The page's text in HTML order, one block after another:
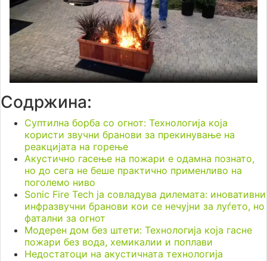
Содржина:
Суптилна борба со огнот: Технологија која
користи звучни бранови за прекинување на
реакцијата на горење
Акустично гасење на пожари е одамна познато,
но до сега не беше практично применливо на
поголемо ниво
Sonic Fire Tech ја совладува дилемата: иновативни
инфразвучни бранови кои се нечујни за луѓето, но
фатални за огнот
Модерен дом без штети: Технологија која гасне
пожари без вода, хемикалии и поплави
Недостатоци на акустичната технологија